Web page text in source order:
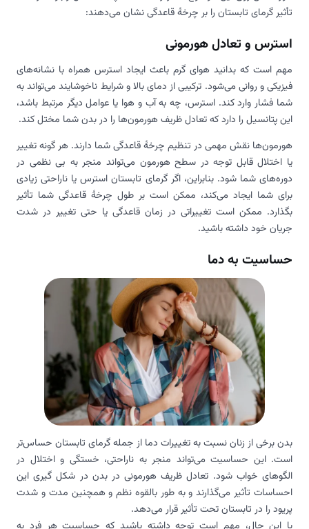
تأثیر گرمای تابستان را بر چرخهٔ قاعدگی نشان می‌دهند:
استرس و تعادل هورمونی
مهم است که بدانید هوای گرم باعث ایجاد استرس همراه با نشانه‌های
فیزیکی و روانی می‌شود. ترکیبی از دمای بالا و شرایط ناخوشایند می‌تواند به
شما فشار وارد کند. استرس، چه به آب و هوا یا عوامل دیگر مرتبط باشد،
این پتانسیل را دارد که تعادل ظریف هورمون‌ها را در بدن شما مختل کند.
هورمون‌ها نقش مهمی در تنظیم چرخهٔ قاعدگی شما دارند. هر گونه تغییر
یا اختلال قابل توجه در سطح هورمون می‌تواند منجر به بی نظمی در
دوره‌های شما شود. بنابراین، اگر گرمای تابستان استرس یا ناراحتی زیادی
برای شما ایجاد می‌کند، ممکن است بر طول چرخهٔ قاعدگی شما تأثیر
بگذارد. ممکن است تغییراتی در زمان قاعدگی یا حتی تغییر در شدت
جریان خود داشته باشید.
حساسیت به دما
بدن برخی از زنان نسبت به تغییرات دما از جمله گرمای تابستان حساس‌تر
است. این حساسیت می‌تواند منجر به ناراحتی، خستگی و اختلال در
الگوهای خواب شود. تعادل ظریف هورمونی در بدن در شکل گیری این
احساسات تأثیر می‌گذارند و به طور بالقوه نظم و همچنین مدت و شدت
پریود را در تابستان تحت تأثیر قرار می‌دهد.
با این حال، مهم است توجه داشته باشید که حساسیت هر فرد به